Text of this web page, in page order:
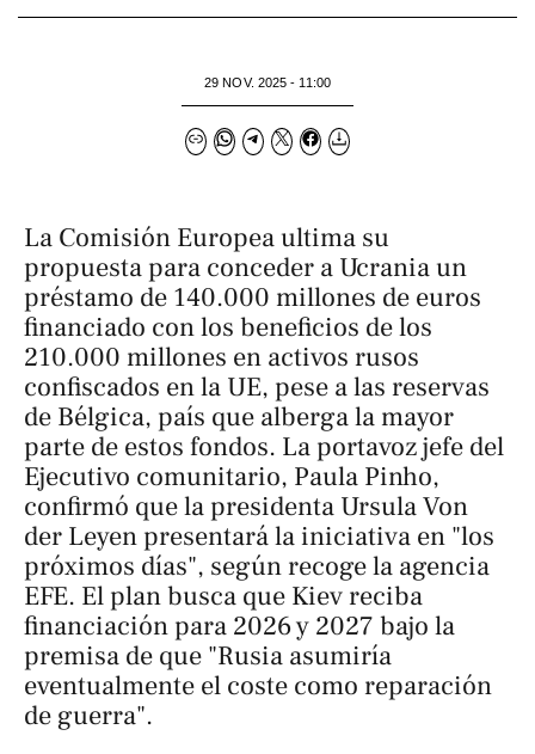
29 NOV. 2025 - 11:00
La Comisión Europea ultima su
propuesta para conceder a Ucrania un
préstamo de 140.000 millones de euros
financiado con los beneficios de los
210.000 millones en activos rusos
confiscados en la UE, pese a las reservas
de Bélgica, país que alberga la mayor
parte de estos fondos. La portavoz jefe del
Ejecutivo comunitario, Paula Pinho,
confirmó que la presidenta Ursula Von
der Leyen presentará la iniciativa en "los
próximos días", según recoge la agencia
EFE. El plan busca que Kiev reciba
financiación para 2026 y 2027 bajo la
premisa de que "Rusia asumiría
eventualmente el coste como reparación
de guerra".